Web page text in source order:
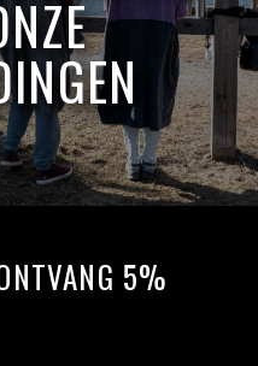
5%